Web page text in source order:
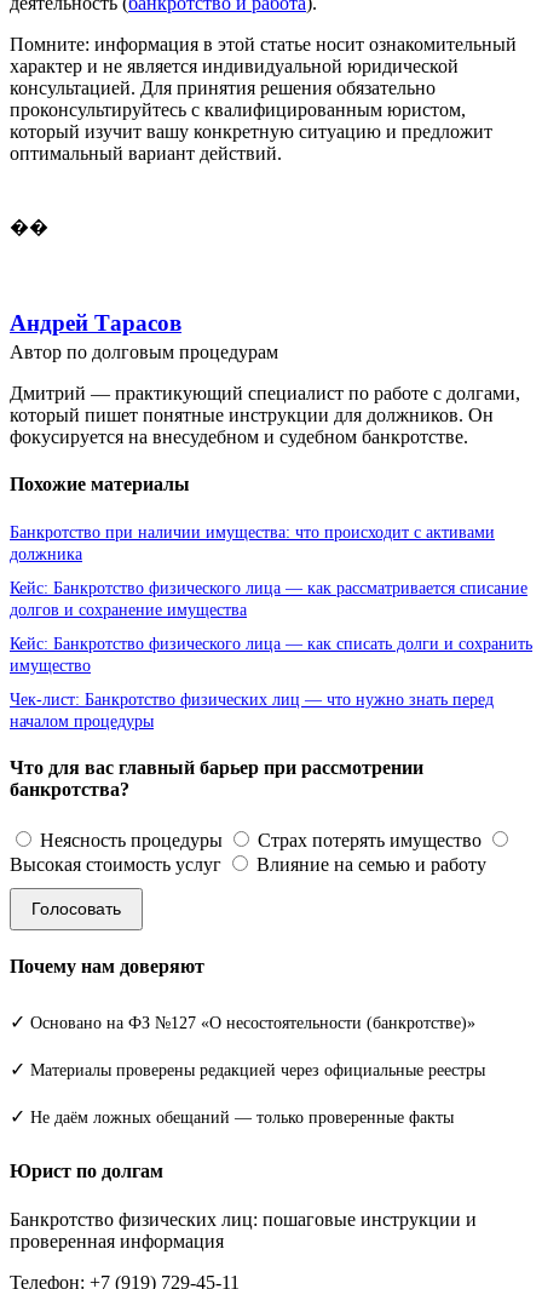
Помните: информация в этой статье носит ознакомительный
характер и не является индивидуальной юридической
консультацией. Для принятия решения обязательно
проконсультируйтесь с квалифицированным юристом,
который изучит вашу конкретную ситуацию и предложит
оптимальный вариант действий.
��
Андрей Тарасов
Автор по долговым процедурам
Дмитрий — практикующий специалист по работе с долгами,
который пишет понятные инструкции для должников. Он
фокусируется на внесудебном и судебном банкротстве.
Похожие материалы
Банкротство при наличии имущества: что происходит с активами
должника
Кейс: Банкротство физического лица — как рассматривается списание
долгов и сохранение имущества
Кейс: Банкротство физического лица — как списать долги и сохранить
имущество
Чек-лист: Банкротство физических лиц — что нужно знать перед
началом процедуры
Что для вас главный барьер при рассмотрении
банкротства?
Неясность процедуры
Страх потерять имущество
Высокая стоимость услуг
Влияние на семью и работу
Голосовать
Почему нам доверяют
✓ Основано на ФЗ №127 «О несостоятельности (банкротстве)»
✓ Материалы проверены редакцией через официальные реестры
✓ Не даём ложных обещаний — только проверенные факты
Юрист по долгам
Банкротство физических лиц: пошаговые инструкции и
проверенная информация
Телефон: +7 (919) 729-45-11